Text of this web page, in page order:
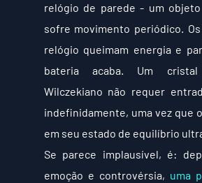
relógio de parede - um
sofre movimento periódico.
relógio queimam energia e
bateria acaba. Um
Wilczekiano não requer
indefinidamente, uma vez que
em seu estado de equilíbrio
Se parece implausível, é:
emoção e controvérsia, uma